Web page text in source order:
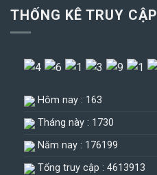
THỐNG KÊ TRUY CẬP
Hôm nay : 163
Tháng này : 1730
Năm nay : 176199
Tổng truy cập : 4613913